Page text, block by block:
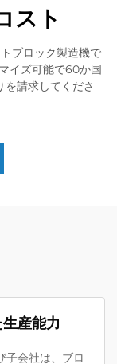
スト
ブロック製造機で
イズ可能で60か国
請求してくださ
産能力
会社は、ブロ